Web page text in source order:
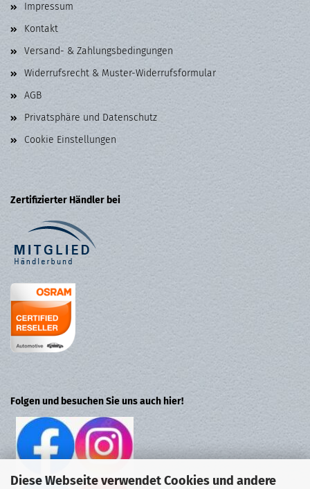
Diese Webseite verwendet Cookies und andere
Impressum
Kontakt
Versand- & Zahlungsbedingungen
Widerrufsrecht & Muster-Widerrufsformular
AGB
Privatsphäre und Datenschutz
Cookie Einstellungen
Zertifizierter Händler bei
Folgen und besuchen Sie uns auch hier!